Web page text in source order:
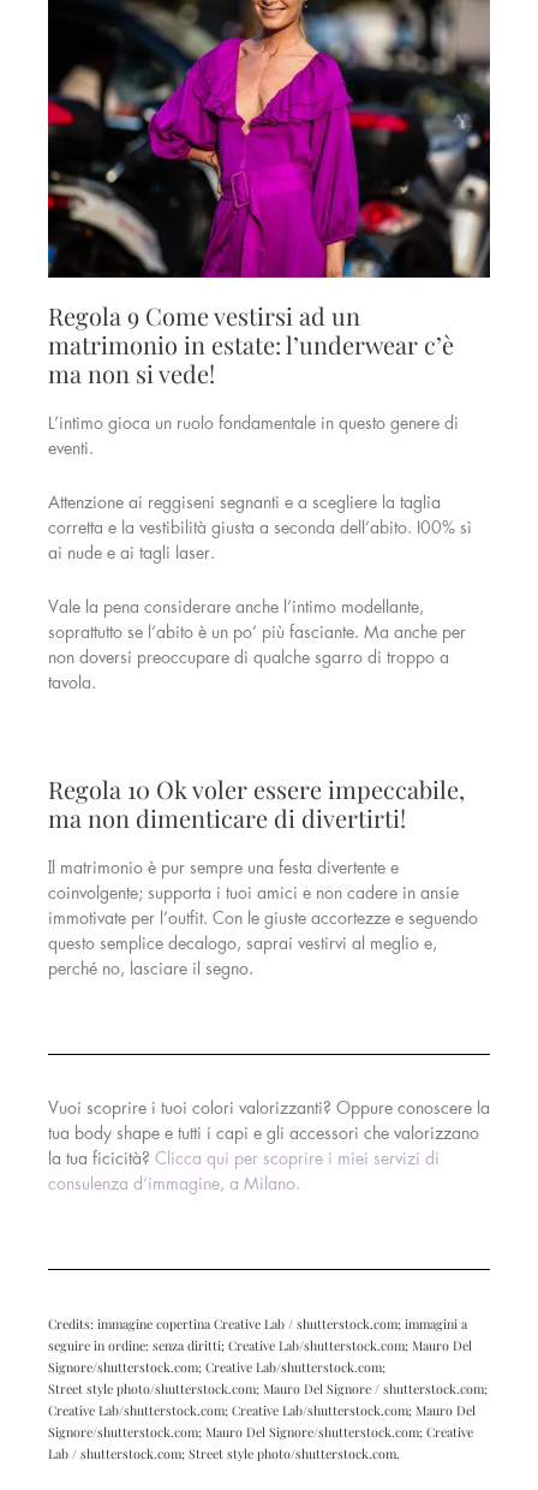
Regola 9 Come vestirsi ad un
matrimonio in estate: l’underwear c’è
ma non si vede!
L’intimo gioca un ruolo fondamentale in questo genere di
eventi.
Attenzione ai reggiseni segnanti e a scegliere la taglia
corretta e la vestibilità giusta a seconda dell’abito. 100% sì
ai nude e ai tagli laser.
Vale la pena considerare anche l’intimo modellante,
soprattutto se l’abito è un po’ più fasciante. Ma anche per
non doversi preoccupare di qualche sgarro di troppo a
tavola.
Regola 10 Ok voler essere impeccabile,
ma non dimenticare di divertirti!
Il matrimonio è pur sempre una festa divertente e
coinvolgente; supporta i tuoi amici e non cadere in ansie
immotivate per l’outfit. Con le giuste accortezze e seguendo
questo semplice decalogo, saprai vestirvi al meglio e,
perché no, lasciare il segno.
Vuoi scoprire i tuoi colori valorizzanti? Oppure conoscere la
tua body shape e tutti i capi e gli accessori che valorizzano
la tua ficicità? Clicca qui per scoprire i miei servizi di
consulenza d’immagine, a Milano.
Credits: immagine copertina Creative Lab / shutterstock.com; immagini a
seguire in ordine: senza diritti; Creative Lab/shutterstock.com; Mauro Del
Signore/shutterstock.com; Creative Lab/shutterstock.com;
Street style photo/shutterstock.com; Mauro Del Signore / shutterstock.com;
Creative Lab/shutterstock.com; Creative Lab/shutterstock.com; Mauro Del
Signore/shutterstock.com; Mauro Del Signore/shutterstock.com; Creative
Lab / shutterstock.com; Street style photo/shutterstock.com.